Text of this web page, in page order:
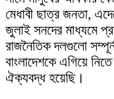
মেধাবী ছাত্র জনতা,
জুলাই সনদের মাধ্যমে
রাজনৈতিক দলগুলো
বাংলাদেশকে এগিয়ে
ঐক্যবদ্ধ হয়েছি।